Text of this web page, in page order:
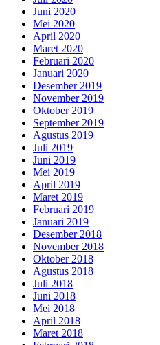
Juni 2020
Mei 2020
April 2020
Maret 2020
Februari 2020
Januari 2020
Desember 2019
November 2019
Oktober 2019
September 2019
Agustus 2019
Juli 2019
Juni 2019
Mei 2019
April 2019
Maret 2019
Februari 2019
Januari 2019
Desember 2018
November 2018
Oktober 2018
Agustus 2018
Juli 2018
Juni 2018
Mei 2018
April 2018
Maret 2018